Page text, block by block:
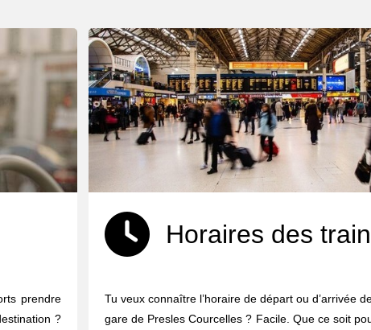
prendre
?
Horaires des
Tu veux connaître l’horaire de départ ou d’arrivée
gare de Presles Courcelles ? Facile. Que ce soit